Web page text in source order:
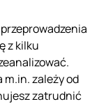
z kilku
zależy od
zatrudnić